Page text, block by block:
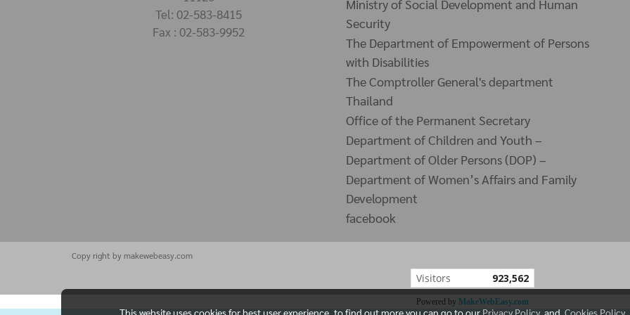
Tel: 02-583-8415
Fax : 02-583-9952
Ministry of Social Development and Human
Security
The Department of Empowerment of Persons
with Disabilities
The Comptroller General's department
Thailand
Office of the Permanent Secretary
Department of Children and Youth –
Department of Older Persons (DOP) –
Department of Women’s Affairs and Family
Development
facebook
Copy right by makewebeasy.com
Today's visitor 347
Powered by MakeWebEasy.com
This website uses cookies for best user experience, to find out more you can go to our Privacy Policy andCookies Policy